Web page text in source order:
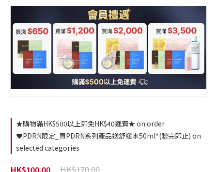
★購物滿HK$500以上即免HK$40運費★ on order
❤️PDRN限定_買PDRN系列產品送舒緩水50ml*(贈完即止) on
selected categories
HK$100.00 HK$170.00